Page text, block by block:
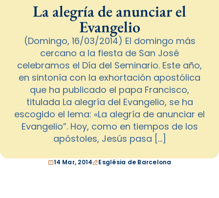
La alegría de anunciar el
Evangelio
(Domingo, 16/03/2014) El domingo más
cercano a la fiesta de San José
celebramos el Día del Seminario. Este año,
en sintonía con la exhortación apostólica
que ha publicado el papa Francisco,
titulada La alegría del Evangelio, se ha
escogido el lema: «La alegría de anunciar el
Evangelio”. Hoy, como en tiempos de los
apóstoles, Jesús pasa […]
14 Mar, 2014 Església de Barcelona